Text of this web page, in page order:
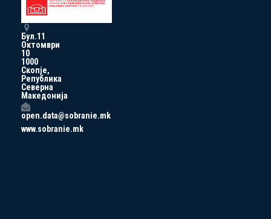
Бул.11
Октомври
10
1000
Скопје,
Република
Северна
Македонија
open.data@sobranie.mk
www.sobranie.mk